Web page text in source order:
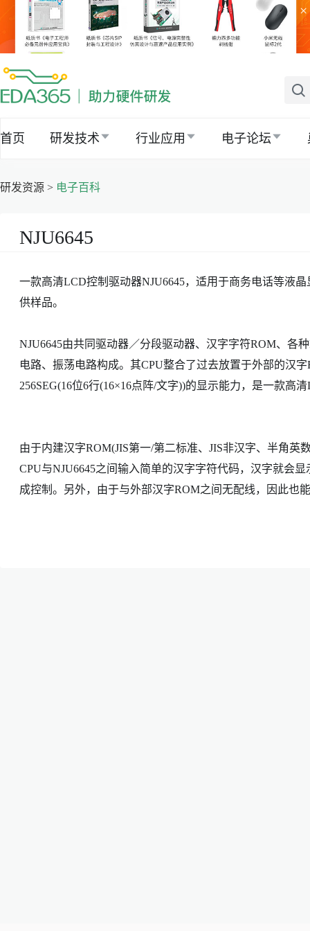
×
首页 研发技术 行业应用 电子论坛
研发资源 > 电子百科
NJU6645
一款高清LCD控制驱动器NJU6645，适用于商务电话等液
供样品。
NJU6645由共同驱动器／分段驱动器、汉字字符ROM、
电路、振荡电路构成。其CPU整合了过去放置于外部的汉
256SEG(16位6行(16×16点阵/文字))的显示能力，是一款高
由于内建汉字ROM(JIS第一/第二标准、JIS非汉字、半角
CPU与NJU6645之间输入简单的汉字字符代码，汉字就会
成控制。另外，由于与外部汉字ROM之间无配线，因此也